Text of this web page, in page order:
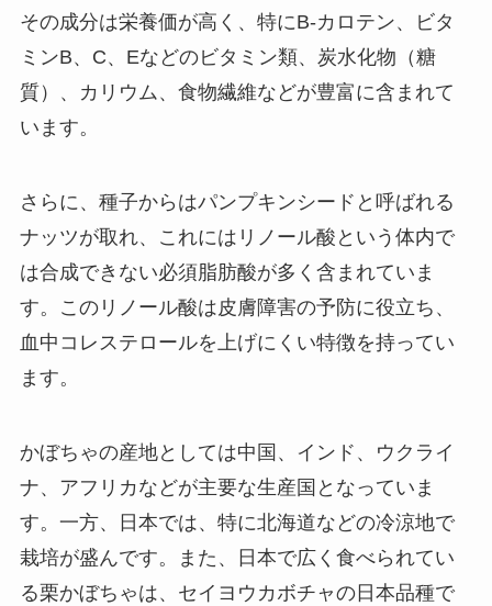
その成分は栄養価が高く、特にB-カロテン、ビタ
ミンB、C、Eなどのビタミン類、炭水化物（糖
質）、カリウム、食物繊維などが豊富に含まれて
います。
さらに、種子からはパンプキンシードと呼ばれる
ナッツが取れ、これにはリノール酸という体内で
は合成できない必須脂肪酸が多く含まれていま
す。このリノール酸は皮膚障害の予防に役立ち、
血中コレステロールを上げにくい特徴を持ってい
ます。
かぼちゃの産地としては中国、インド、ウクライ
ナ、アフリカなどが主要な生産国となっていま
す。一方、日本では、特に北海道などの冷涼地で
栽培が盛んです。また、日本で広く食べられてい
る栗かぼちゃは、セイヨウカボチャの日本品種で